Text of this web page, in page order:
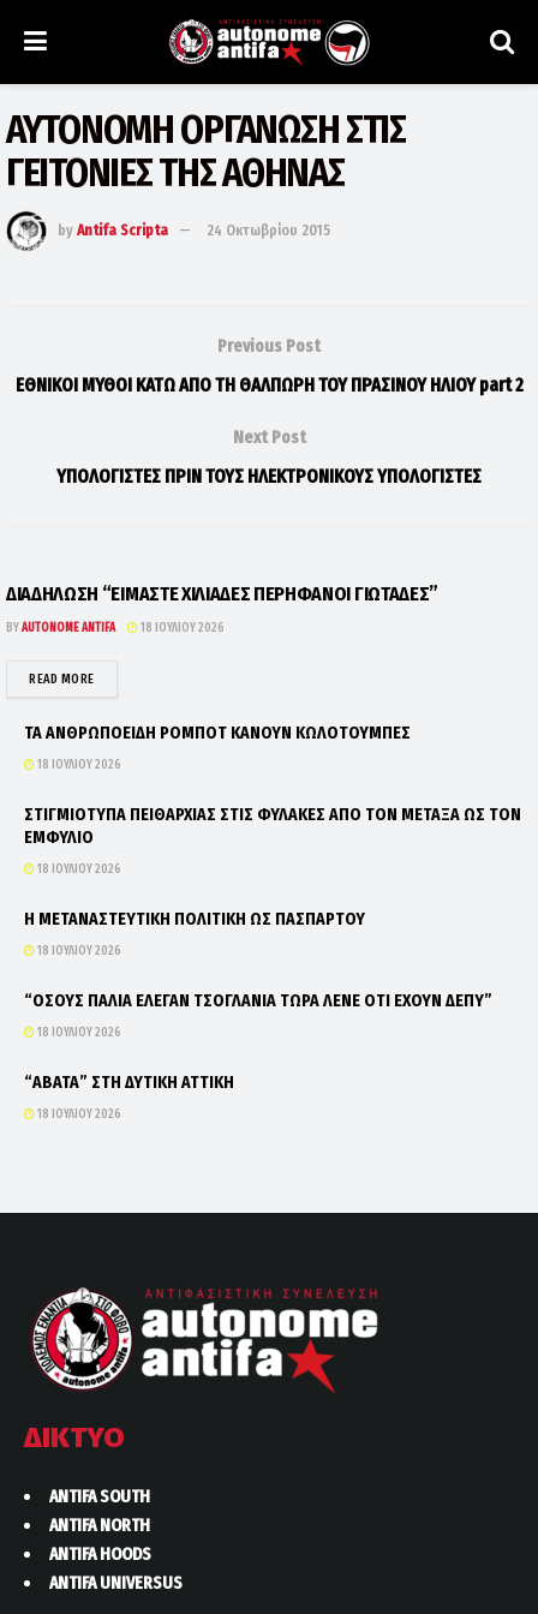
ΑΥΤΟΝΟΜΗ ΟΡΓΑΝΩΣΗ ΣΤΙΣ
ΓΕΙΤΟΝΙΕΣ ΤΗΣ ΑΘΗΝΑΣ
by Antifa Scripta 24 Οκτωβρίου 2015
Previous Post
ΕΘΝΙΚΟΙ ΜΥΘΟΙ ΚΑΤΩ ΑΠΟ ΤΗ ΘΑΛΠΩΡΗ ΤΟΥ ΠΡΑΣΙΝΟΥ ΗΛΙΟΥ part 2
Next Post
ΥΠΟΛΟΓΙΣΤΕΣ ΠΡΙΝ ΤΟΥΣ ΗΛΕΚΤΡΟΝΙΚΟΥΣ ΥΠΟΛΟΓΙΣΤΕΣ
ΔΙΑΔΗΛΩΣΗ “ΕΙΜΑΣΤΕ ΧΙΛΙΑΔΕΣ ΠΕΡΗΦΑΝΟΙ ΓΙΩΤΑΔΕΣ”
BYAUTONOME ANTIFA 18 ΙΟΥΛΊΟΥ 2026
READ MOREDETAILS
ΤΑ ΑΝΘΡΩΠΟΕΙΔΗ ΡΟΜΠΟΤ ΚΑΝΟΥΝ ΚΩΛΟΤΟΥΜΠΕΣ
18 ΙΟΥΛΊΟΥ 2026
ΣΤΙΓΜΙΟΤΥΠΑ ΠΕΙΘΑΡΧΙΑΣ ΣΤΙΣ ΦΥΛΑΚΕΣ ΑΠΟ ΤΟΝ ΜΕΤΑΞΑ ΩΣ ΤΟΝ
ΕΜΦΥΛΙΟ
18 ΙΟΥΛΊΟΥ 2026
Η ΜΕΤΑΝΑΣΤΕΥΤΙΚΗ ΠΟΛΙΤΙΚΗ ΩΣ ΠΑΣΠΑΡΤΟΥ
18 ΙΟΥΛΊΟΥ 2026
“ΟΣΟΥΣ ΠΑΛΙΑ ΕΛΕΓΑΝ ΤΣΟΓΛΑΝΙΑ ΤΩΡΑ ΛΕΝΕ ΟΤΙ ΕΧΟΥΝ ΔΕΠΥ”
18 ΙΟΥΛΊΟΥ 2026
“ΑΒΑΤΑ” ΣΤΗ ΔΥΤΙΚΗ ΑΤΤΙΚΗ
18 ΙΟΥΛΊΟΥ 2026
ΔΙΚΤΥΟ
ANTIFA SOUTH
ANTIFA NORTH
ANTIFA HOODS
ANTIFA UNIVERSUS